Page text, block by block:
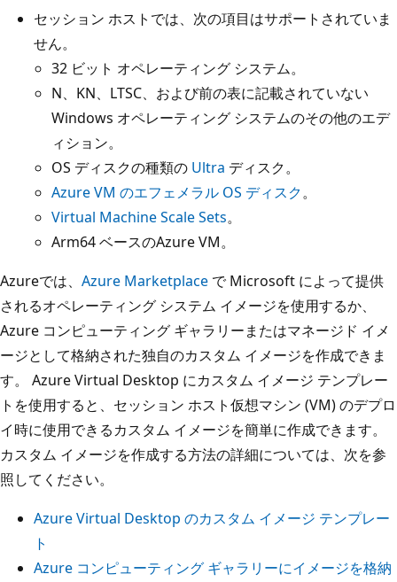
セッション ホストでは、次の項目はサポートされていま
せん。
32 ビット オペレーティング システム。
N、KN、LTSC、および前の表に記載されていない
Windows オペレーティング システムのその他のエデ
ィション。
OS ディスクの種類の Ultra ディスク。
Azure VM のエフェメラル OS ディスク。
Virtual Machine Scale Sets。
Arm64 ベースのAzure VM。
Azureでは、 Azure Marketplace で Microsoft によって提供
されるオペレーティング システム イメージを使用するか、
Azure コンピューティング ギャラリーまたはマネージド イメ
ージとして格納された独自のカスタム イメージを作成できま
す。 Azure Virtual Desktop にカスタム イメージ テンプレー
トを使用すると、セッション ホスト仮想マシン (VM) のデプロ
イ時に使用できるカスタム イメージを簡単に作成できます。
カスタム イメージを作成する方法の詳細については、次を参
照してください。
Azure Virtual Desktop のカスタム イメージ テンプレー
ト
Azure コンピューティング ギャラリーにイメージを格納